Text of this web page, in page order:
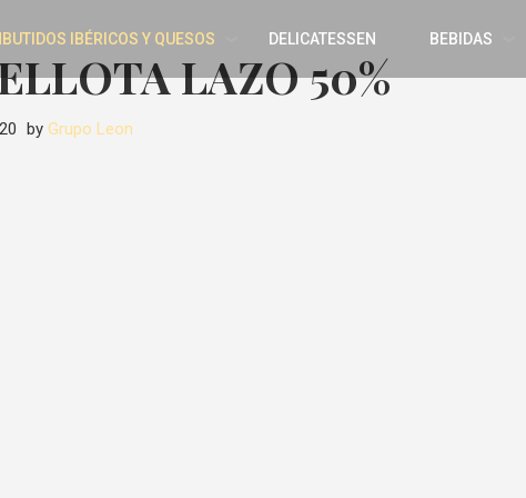
IBÉRICOS Y QUESOS DELICATESSEN BEBIDAS
LAZO 50%
by Grupo Leon